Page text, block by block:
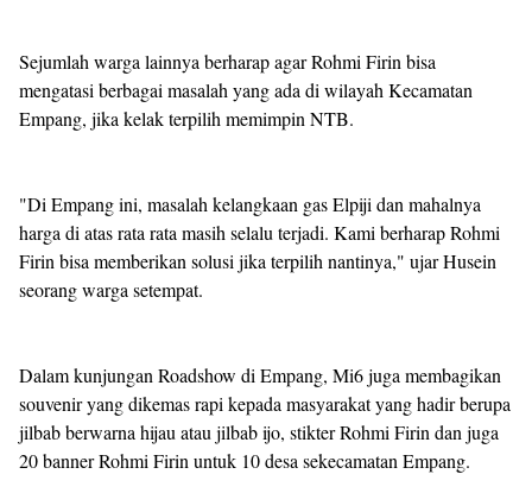
Sejumlah warga lainnya berharap agar Rohmi Firin bisa
mengatasi berbagai masalah yang ada di wilayah Kecamatan
Empang, jika kelak terpilih memimpin NTB.
"Di Empang ini, masalah kelangkaan gas Elpiji dan mahalnya
harga di atas rata rata masih selalu terjadi. Kami berharap Rohmi
Firin bisa memberikan solusi jika terpilih nantinya," ujar Husein
seorang warga setempat.
Dalam kunjungan Roadshow di Empang, Mi6 juga membagikan
souvenir yang dikemas rapi kepada masyarakat yang hadir berupa
jilbab berwarna hijau atau jilbab ijo, stikter Rohmi Firin dan juga
20 banner Rohmi Firin untuk 10 desa sekecamatan Empang.